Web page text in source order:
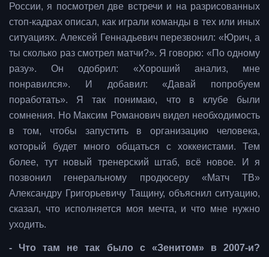
России, я посмотрел две встречи и на разрисованных
стоп-кадрах описал, как играли команды в тех или иных
ситуациях. Алексей Геннадьевич перезвонил: «Юрич, а
ты сколько раз смотрел матчи?». Я говорю: «По одному
разу». Он одобрил: «Хороший анализ, мне
понравился». И добавил: «Давай попробуем
поработать». Я так понимаю, что в клубе были
сомнения. Но Максим Романович видел необходимость
в том, чтобы запустить в организацию человека,
который будет много общаться с хоккеистами. Тем
более, тут новый тренерский штаб, всё новое. И я
позвонил генеральному продюсеру «Матч ТВ»
Александру Григорьевичу Тащину, объяснил ситуацию,
сказал, что исполняется моя мечта, и что мне нужно
уходить.
- Что там не так было с «Зенитом» в 2007-и?